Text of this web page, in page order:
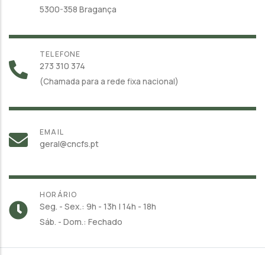
5300-358 Bragança
TELEFONE
273 310 374
(Chamada para a rede fixa nacional)
EMAIL
geral@cncfs.pt
HORÁRIO
Seg. - Sex.: 9h - 13h | 14h - 18h
Sáb. - Dom.: Fechado